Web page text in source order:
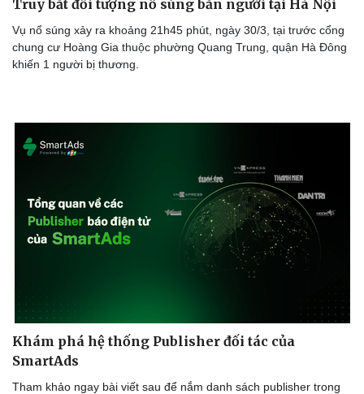
Vì cộng đồng
Truy bắt đối tượng nổ súng bắn người tại Hà Nội
Vụ nổ súng xảy ra khoảng 21h45 phút, ngày 30/3, tại trước cổng
chung cư Hoàng Gia thuộc phường Quang Trung, quận Hà Đông
khiến 1 người bị thương.
Khám phá hệ thống Publisher đối tác của
SmartAds
Tham khảo ngay bài viết sau để nắm danh sách publisher trong